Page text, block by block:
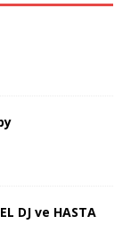
DJ ve HASTA